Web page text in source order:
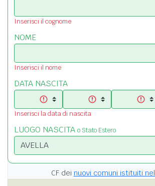
Inserisci il cognome
NOME
Inserisci il nome
DATA NASCITA
Inserisci la data di nascita
LUOGO NASCITA o Stato Estero
CF dei nuovi comuni istituiti nel